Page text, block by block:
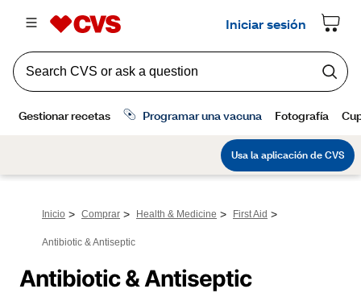
Inicio > Comprar > Health & Medicine > First Aid >
Antibiotic & Antiseptic
Antibiotic & Antiseptic